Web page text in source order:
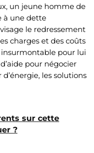
un jeune homme de
à une dette
le redressement
charges et des coûts
pour lui
pour négocier
les solutions
sur cette
?